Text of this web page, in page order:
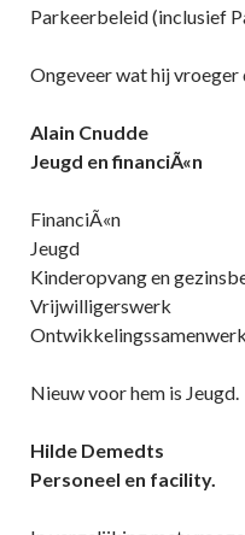
Parkeerbeleid (inclusief
Ongeveer wat hij vroeger
Alain Cnudde
Jeugd en financiÃ«n
FinanciÃ«n
Jeugd
Kinderopvang en
Vrijwilligerswerk
Nieuw voor hem is Jeugd.
Hilde Demedts
Personeel en facility.